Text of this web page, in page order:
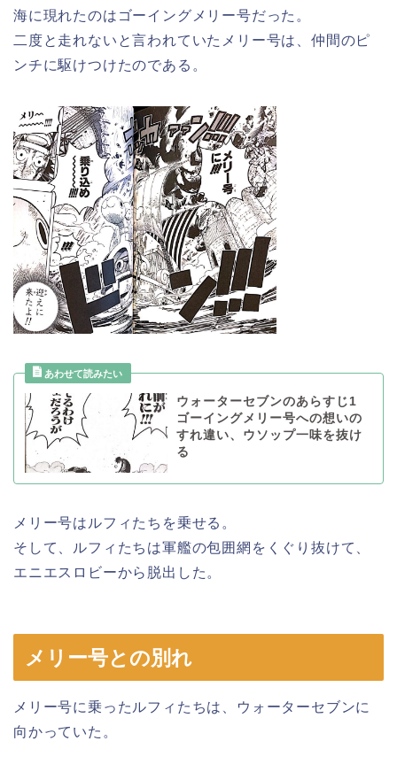
海に現れたのはゴーイングメリー号だった。
二度と走れないと言われていたメリー号は、仲間のピ
ンチに駆けつけたのである。
ウォーターセブンのあらすじ1
ゴーイングメリー号への想いの
すれ違い、ウソップ一味を抜け
る
メリー号はルフィたちを乗せる。
そして、ルフィたちは軍艦の包囲網をくぐり抜けて、
エニエスロビーから脱出した。
メリー号との別れ
メリー号に乗ったルフィたちは、ウォーターセブンに
向かっていた。